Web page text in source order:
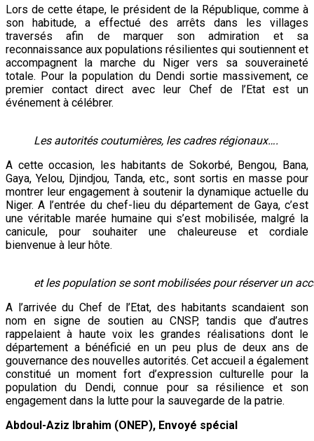
Lors de cette étape, le président de la République, comme à
son habitude, a effectué des arrêts dans les villages
traversés afin de marquer son admiration et sa
reconnaissance aux populations résilientes qui soutiennent et
accompagnent la marche du Niger vers sa souveraineté
totale. Pour la population du Dendi sortie massivement, ce
premier contact direct avec leur Chef de l’Etat est un
événement à célébrer.
Les autorités coutumières, les cadres régionaux….
A cette occasion, les habitants de Sokorbé, Bengou, Bana,
Gaya, Yelou, Djindjou, Tanda, etc., sont sortis en masse pour
montrer leur engagement à soutenir la dynamique actuelle du
Niger. A l’entrée du chef-lieu du département de Gaya, c’est
une véritable marée humaine qui s’est mobilisée, malgré la
canicule, pour souhaiter une chaleureuse et cordiale
bienvenue à leur hôte.
et les population se sont mobilisées pour réserver un
A l’arrivée du Chef de l’Etat, des habitants scandaient son
nom en signe de soutien au CNSP, tandis que d’autres
rappelaient à haute voix les grandes réalisations dont le
département a bénéficié en un peu plus de deux ans de
gouvernance des nouvelles autorités. Cet accueil a également
constitué un moment fort d’expression culturelle pour la
population du Dendi, connue pour sa résilience et son
engagement dans la lutte pour la sauvegarde de la patrie.
Abdoul-Aziz Ibrahim (ONEP), Envoyé spécial